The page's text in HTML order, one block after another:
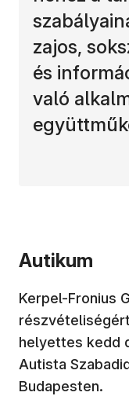
zajos,
és
való
Autikum
Kerpel-Fronius
helyettes kedd
Autista
Budapesten.